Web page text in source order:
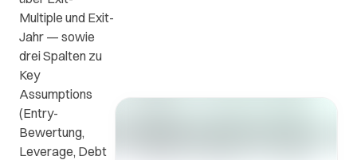
FAQs
Die
Fragen
und
Antworten.
Multiple und Exit-
Jahr — sowie
drei Spalten zu
Key
Assumptions
(Entry-
Bewertung,
Leverage, Debt